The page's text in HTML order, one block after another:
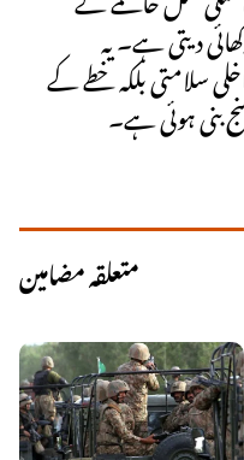
دیتی ہے۔ یہ
سلامتی بلکہ خطے کے
بنی ہوئی ہے۔
متعلقہ مضامین